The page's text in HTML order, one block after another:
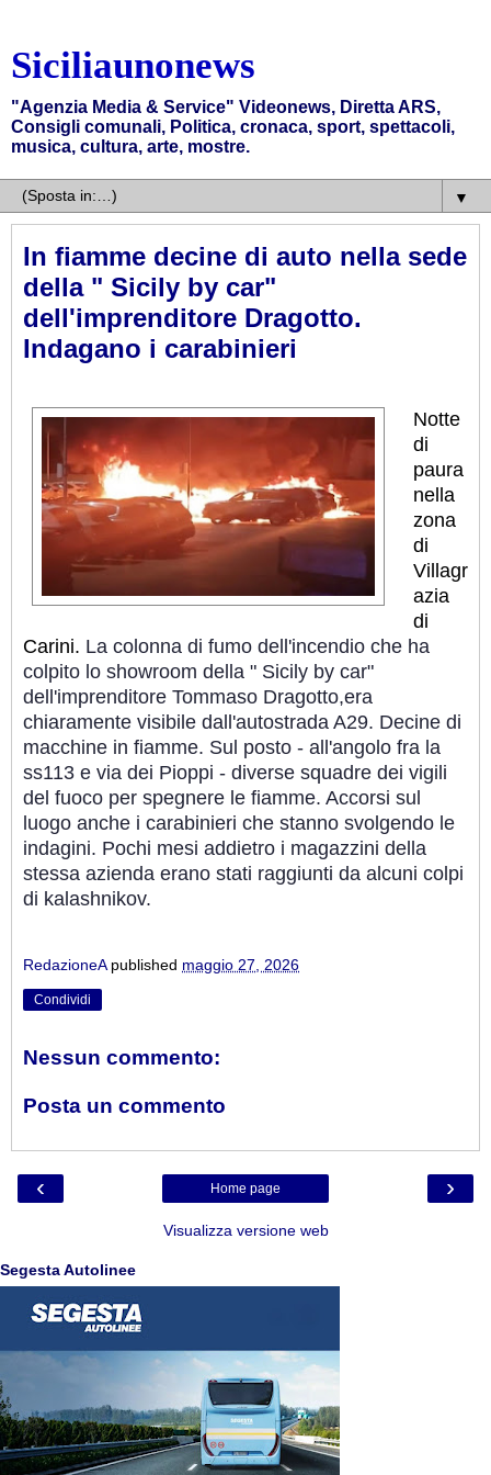
Siciliaunonews
"Agenzia Media & Service" Videonews, Diretta ARS,
Consigli comunali, Politica, cronaca, sport, spettacoli,
musica, cultura, arte, mostre.
▼
In fiamme decine di auto nella sede
della " Sicily by car"
dell'imprenditore Dragotto.
Indagano i carabinieri
Notte
di
paura
nella
zona
di
Villagr
azia
di
Carini. La colonna di fumo dell'incendio che ha
colpito lo showroom della " Sicily by car"
dell'imprenditore Tommaso Dragotto,era
chiaramente visibile dall'autostrada A29. Decine di
macchine in fiamme. Sul posto - all'angolo fra la
ss113 e via dei Pioppi - diverse squadre dei vigili
del fuoco per spegnere le fiamme. Accorsi sul
luogo anche i carabinieri che stanno svolgendo le
indagini. Pochi mesi addietro i magazzini della
stessa azienda erano stati raggiunti da alcuni colpi
di kalashnikov.
RedazioneA published maggio 27, 2026
Condividi
Nessun commento:
Posta un commento
‹ ›
Home page
Visualizza versione web
Segesta Autolinee